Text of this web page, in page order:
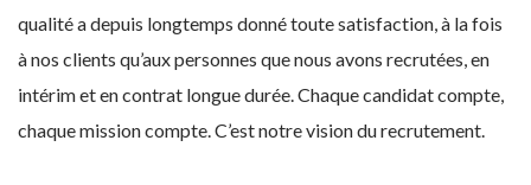
qualité a depuis longtemps donné toute satisfaction, à la fois
à nos clients qu’aux personnes que nous avons recrutées, en
intérim et en contrat longue durée. Chaque candidat compte,
chaque mission compte. C’est notre vision du recrutement.